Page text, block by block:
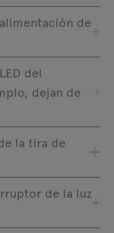
de
del
dejan de
la tira de
de la luz